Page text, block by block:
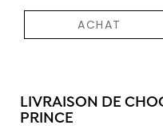
ACHAT
LIVRAISON DE
PRINCE